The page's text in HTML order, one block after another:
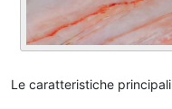
Le caratteristiche